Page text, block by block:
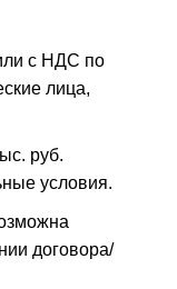
с НДС по
лица,
руб.
условия.
договора/